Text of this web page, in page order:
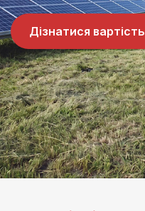
Дізнатися вартість